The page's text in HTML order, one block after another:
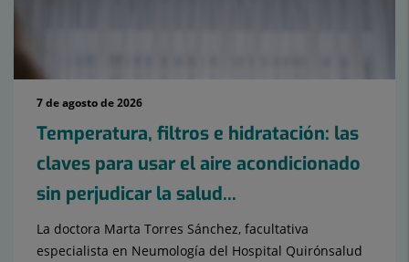
7 de agosto de 2026
Temperatura, filtros e hidratación: las
claves para usar el aire acondicionado
sin perjudicar la salud...
La doctora Marta Torres Sánchez, facultativa
especialista en Neumología del Hospital Quirónsalud